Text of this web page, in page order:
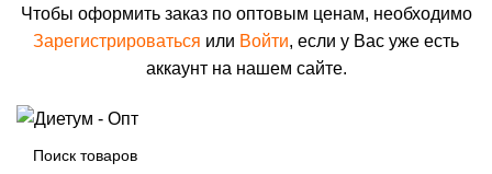
Чтобы оформить заказ по оптовым ценам, необходимо
Зарегистрироваться или Войти, если у Вас уже есть
аккаунт на нашем сайте.